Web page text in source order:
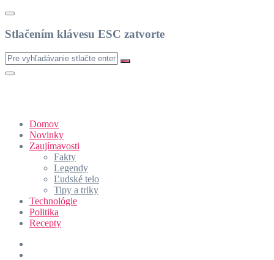
Stlačením klávesu ESC zatvorte
Domov
Novinky
Zaujímavosti
Fakty
Legendy
Ľudské telo
Tipy a triky
Technológie
Politika
Recepty